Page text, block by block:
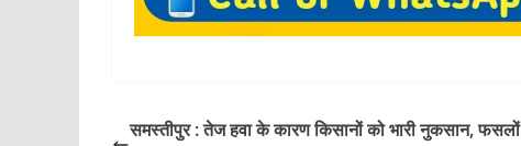
समस्तीपुर : तेज हवा के कारण किसानों को भारी नुकसान, फसलों